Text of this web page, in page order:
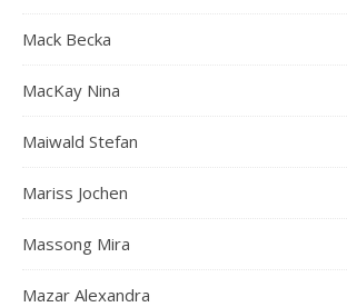
Mack Becka
MacKay Nina
Maiwald Stefan
Mariss Jochen
Massong Mira
Mazar Alexandra